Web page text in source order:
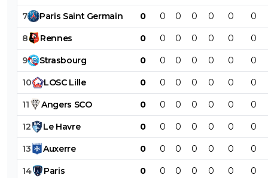
7 Paris Saint Germain 0 0 0 0 0 0 0
8 Rennes 0 0 0 0 0 0 0
9 Strasbourg 0 0 0 0 0 0 0
10 LOSC Lille 0 0 0 0 0 0 0
11 Angers SCO 0 0 0 0 0 0 0
12 Le Havre 0 0 0 0 0 0 0
13 Auxerre 0 0 0 0 0 0 0
14 Paris 0 0 0 0 0 0 0